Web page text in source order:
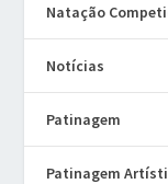
Natação
Notícias
Patinagem
Patinagem